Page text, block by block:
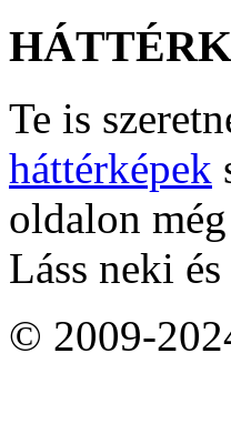
Te is
háttérképek
oldalon
Láss neki
© 2009-